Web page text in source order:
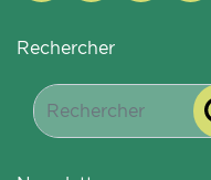
Rechercher